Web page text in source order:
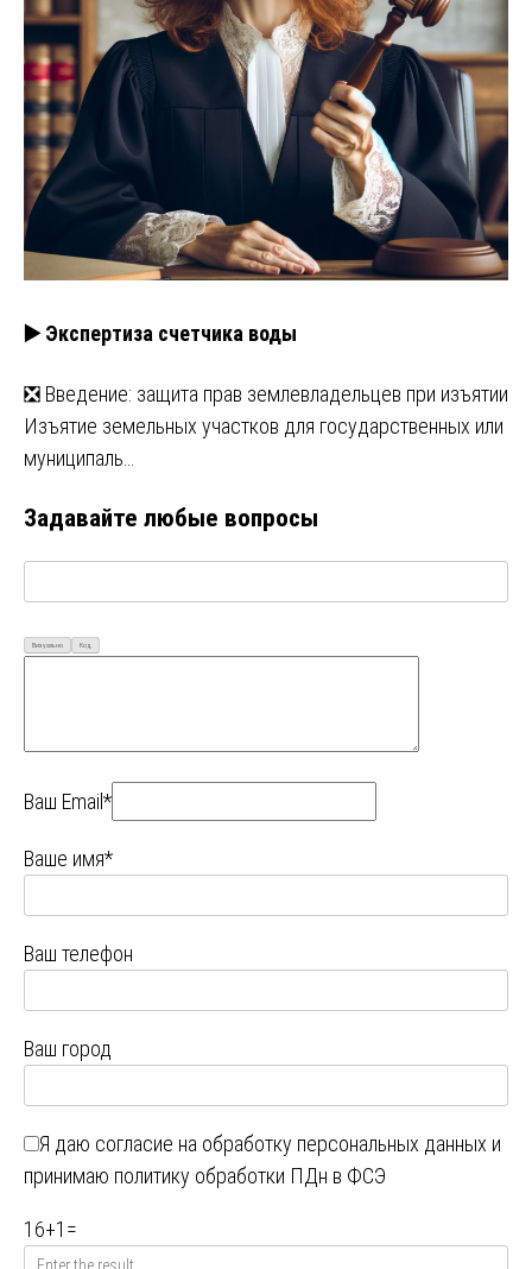
▶️ Экспертиза счетчика воды
❎ Введение: защита прав землевладельцев при изъятии
Изъятие земельных участков для государственных или
муниципаль…
Задавайте любые вопросы
Визуально Код
Ваш Email*
Ваше имя*
Ваш телефон
Ваш город
Я даю согласие на обработку персональных данных и
принимаю политику обработки ПДн в ФСЭ
16+1 =